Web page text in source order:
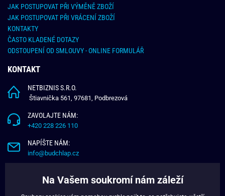
JAK POSTUPOVAT PŘI VÝMĚNĚ ZBOŽÍ
JAK POSTUPOVAT PŘI VRÁCENÍ ZBOŽÍ
KONTAKTY
ČASTO KLADENÉ DOTAZY
ODSTOUPENÍ OD SMLOUVY - ONLINE FORMULÁŘ
KONTAKT
NETBIZNIS S.R.O.
Štiavnička 561, 97681, Podbrezová
ZAVOLAJTE NÁM:
+420 228 226 110
NAPÍŠTE NÁM:
info@budchlap.cz
Na Vašem soukromí nám záleží